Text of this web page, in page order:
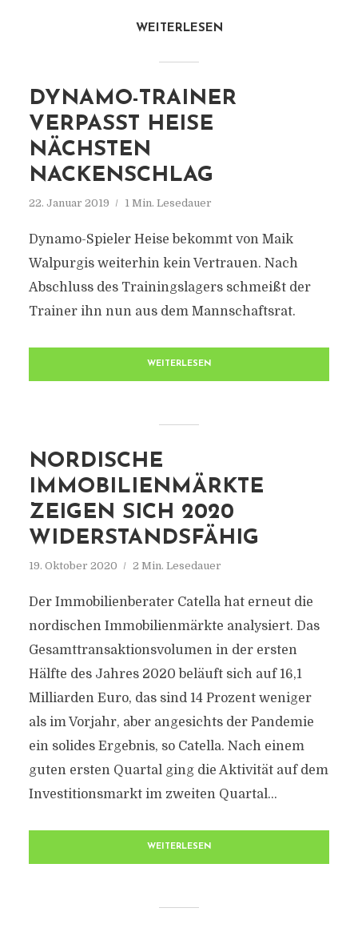
WEITERLESEN
DYNAMO-TRAINER
VERPASST HEISE
NÄCHSTEN
NACKENSCHLAG
22. Januar 2019 1 Min. Lesedauer
Dynamo-Spieler Heise bekommt von Maik
Walpurgis weiterhin kein Vertrauen. Nach
Abschluss des Trainingslagers schmeißt der
Trainer ihn nun aus dem Mannschaftsrat.
WEITERLESEN
NORDISCHE
IMMOBILIENMÄRKTE
ZEIGEN SICH 2020
WIDERSTANDSFÄHIG
19. Oktober 2020 2 Min. Lesedauer
Der Immobilienberater Catella hat erneut die
nordischen Immobilienmärkte analysiert. Das
Gesamttransaktionsvolumen in der ersten
Hälfte des Jahres 2020 beläuft sich auf 16,1
Milliarden Euro, das sind 14 Prozent weniger
als im Vorjahr, aber angesichts der Pandemie
ein solides Ergebnis, so Catella. Nach einem
guten ersten Quartal ging die Aktivität auf dem
Investitionsmarkt im zweiten Quartal...
WEITERLESEN